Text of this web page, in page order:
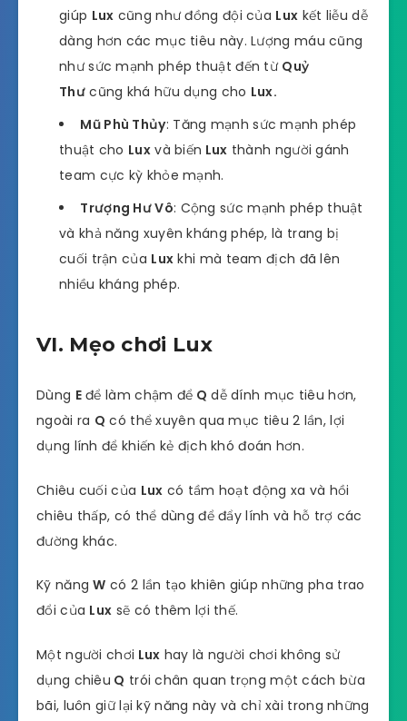
giúp Lux cũng như đồng đội của Lux kết liễu dễ
dàng hơn các mục tiêu này. Lượng máu cũng
như sức mạnh phép thuật đến từ Quỷ
Thưcũng khá hữu dụng cho Lux.
Mũ Phù Thủy: Tăng mạnh sức mạnh phép
thuật cho Luxvà biến Lux thành người gánh
team cực kỳ khỏe mạnh.
Trượng Hư Vô: Cộng sức mạnh phép thuật
và khả năng xuyên kháng phép, là trang bị
cuối trận của Lux khi mà team địch đã lên
nhiều kháng phép.
VI. Mẹo chơi Lux
Dùng Eđể làm chậm để Q dễ dính mục tiêu hơn,
ngoài ra Q có thể xuyên qua mục tiêu 2 lần, lợi
dụng lính để khiến kẻ địch khó đoán hơn.
Chiêu cuối của Lux có tầm hoạt động xa và hồi
chiêu thấp, có thể dùng để đẩy lính và hỗ trợ các
đường khác.
Kỹ năngW có 2 lần tạo khiên giúp những pha trao
đổi của Lux sẽ có thêm lợi thế.
Một người chơi Lux hay là người chơi không sử
dụng chiêu Q trói chân quan trọng một cách bừa
bãi, luôn giữ lại kỹ năng này và chỉ xài trong những